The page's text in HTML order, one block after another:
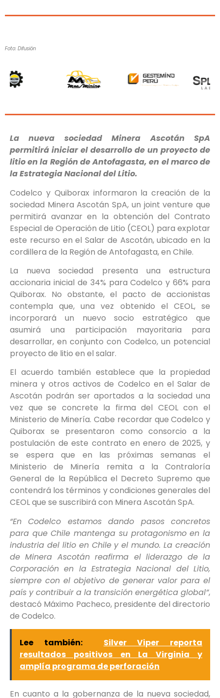
Foto: Difusión
La nueva sociedad Minera Ascotán SpA
permitirá iniciar el desarrollo de un proyecto de
litio en la Región de Antofagasta, en el marco de
la Estrategia Nacional del Litio.
Codelco y Quiborax informaron la creación de la
sociedad Minera Ascotán SpA, un joint venture que
permitirá avanzar en la obtención del Contrato
Especial de Operación de Litio (CEOL) para explotar
este recurso en el Salar de Ascotán, ubicado en la
cordillera de la Región de Antofagasta, en Chile.
La nueva sociedad presenta una estructura
accionaria inicial de 34% para Codelco y 66% para
Quiborax. No obstante, el pacto de accionistas
contempla que, una vez obtenido el CEOL, se
incorporará un nuevo socio estratégico que
asumirá una participación mayoritaria para
desarrollar, en conjunto con Codelco, un potencial
proyecto de litio en el salar.
El acuerdo también establece que la propiedad
minera y otros activos de Codelco en el Salar de
Ascotán podrán ser aportados a la sociedad una
vez que se concrete la firma del CEOL con el
Ministerio de Minería. Cabe recordar que Codelco y
Quiborax se presentaron como consorcio a la
postulación de este contrato en enero de 2025, y
se espera que en las próximas semanas el
Ministerio de Minería remita a la Contraloría
General de la República el Decreto Supremo que
contendrá los términos y condiciones generales del
CEOL que se suscribirá con Minera Ascotán SpA.
“En Codelco estamos dando pasos concretos
para que Chile mantenga su protagonismo en la
industria del litio en Chile y el mundo. La creación
de Minera Ascotán reafirma el liderazgo de la
Corporación en la Estrategia Nacional del Litio,
siempre con el objetivo de generar valor para el
país y contribuir a la transición energética global”,
destacó Máximo Pacheco, presidente del directorio
de Codelco.
Lee también:
Silver Viper reporta
resultados positivos en La Virginia y
amplía programa de perforación
En cuanto a la gobernanza de la nueva sociedad,